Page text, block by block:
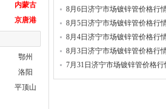
内蒙古
京唐港
鄂州
洛阳
平顶山
8月6日济宁市场镀锌管价格行
8月5日济宁市场镀锌管价格行
8月4日济宁市场镀锌管价格行
8月3日济宁市场镀锌管价格行
7月31日济宁市场镀锌管价格行